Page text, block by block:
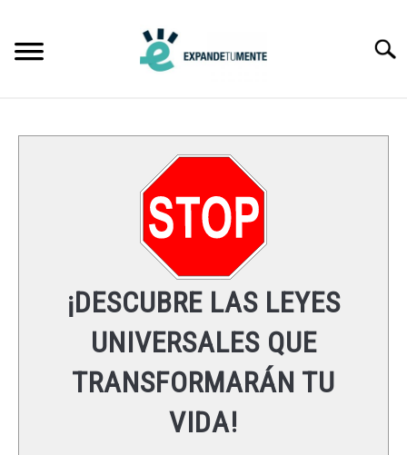
content
LEYES UNIVERSALES
RECURSOS
¡DESCUBRE LAS LEYES
UNIVERSALES QUE
TRANSFORMARÁN TU
VIDA!